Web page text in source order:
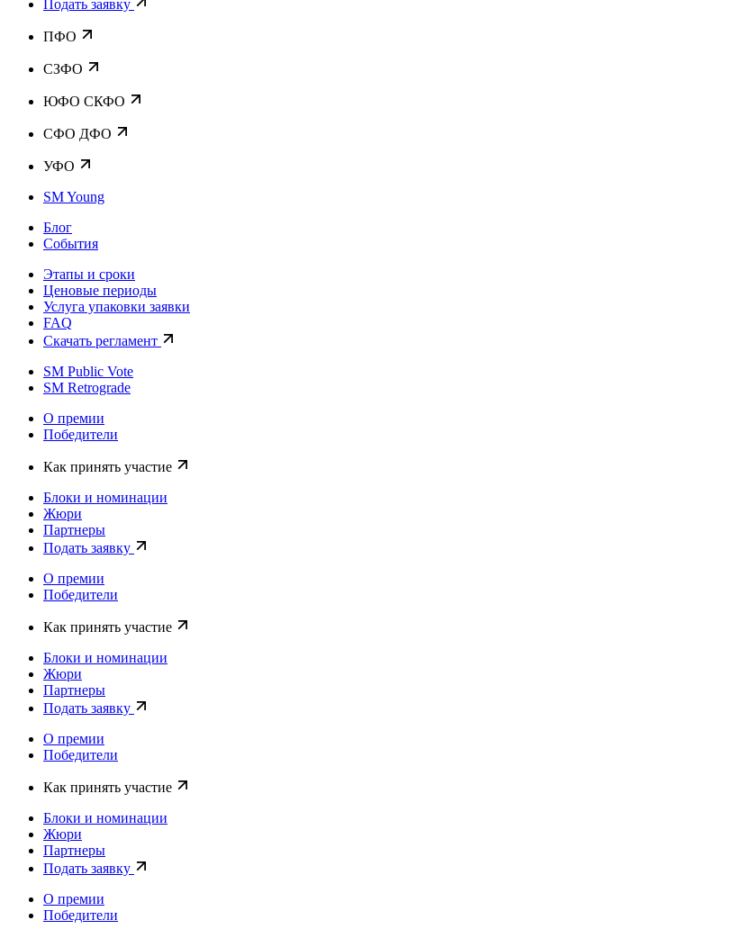
Подать заявку
ПФО
СЗФО
ЮФО СКФО
CФО ДФО
УФО
SM Young
Блог
События
Этапы и сроки
Ценовые периоды
Услуга упаковки заявки
FAQ
Скачать регламент
SM Public Vote
SM Retrograde
О премии
Победители
Как принять участие
Блоки и номинации
Жюри
Партнеры
Подать заявку
О премии
Победители
Как принять участие
Блоки и номинации
Жюри
Партнеры
Подать заявку
О премии
Победители
Как принять участие
Блоки и номинации
Жюри
Партнеры
Подать заявку
О премии
Победители